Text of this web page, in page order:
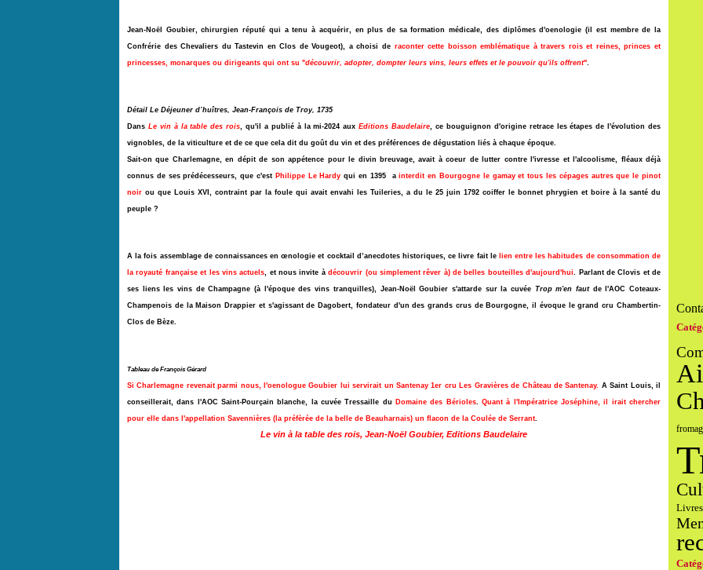
Jean-Noël Goubier, chirurgien réputé qui a tenu à acquérir, en plus de sa formation médicale, des diplômes d'oenologie (il est membre de la
Confrérie des Chevaliers du Tastevin en Clos de Vougeot), a choisi de raconter cette boisson emblématique à travers rois et reines, princes et
princesses, monarques ou dirigeants qui ont su "découvrir, adopter, dompter leurs vins, leurs effets et le pouvoir qu'ils offrent".
Détail Le Déjeuner d’huîtres, Jean-François de Troy, 1735
Dans Le vin à la table des rois, qu'il a publié à la mi-2024 auxEditions Baudelaire, ce bouguignon d'origine retrace les étapes de l'évolution des
vignobles, de la viticulture et de ce que cela dit du goût du vin et des préférences de dégustation liés à chaque époque.
Sait-on que Charlemagne, en dépit de son appétence pour le divin breuvage, avait à coeur de lutter contre l'ivresse et l'alcoolisme, fléaux déjà
connus de ses prédécesseurs, que c'est Philippe Le Hardy qui en 1395 ainterdit en Bourgogne le gamay et tous les cépages autres que le pinot
noir ou que Louis XVI, contraint par la foule qui avait envahi les Tuileries, a du le 25 juin 1792 coiffer le bonnet phrygien et boire à la santé du
peuple ?
A la fois assemblage de connaissances en œnologie et cocktail d’anecdotes historiques, ce livre fait le lien entre les habitudes de consommation de
la royauté française et les vins actuels, et nous invite àdécouvrir (ou simplement rêver à) de belles bouteilles d'aujourd'hui. Parlant de Clovis et de
ses liens les vins de Champagne (à l'époque des vins tranquilles), Jean-Noël Goubier s'attarde sur la cuvée Trop m'en faut de l'AOC Coteaux-
Champenois de la Maison Drappier et s'agissant de Dagobert, fondateur d'un des grands crus de Bourgogne, il évoque le grand cru Chambertin-
Clos de Bèze.
Tableau de François Gérard
Si Charlemagne revenait parmi nous, l'oenologue Goubier lui servirait un Santenay 1er cru Les Gravières de Château de Santenay. A Saint Louis, il
conseillerait, dans l'AOC Saint-Pourçain blanche, la cuvée Tressaille du Domaine des Bérioles.Quant à l'Impératrice Joséphine, il irait chercher
pour elle dans l'appellation Savennières (la préfèrée de la belle de Beauharnais) un flacon de la Coulée de Serrant.
Le vin à la table des rois, Jean-Noël Goubier, Editions Baudelaire